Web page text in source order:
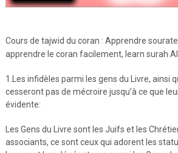
Cours de tajwid du coran : Apprendre
apprendre le coran facilement, learn surah Al
1.Les infidèles parmi les gens du Livre, ainsi
cesseront pas de mécroire jusqu’à ce que
évidente:
Les Gens du Livre sont les Juifs et les
associants, ce sont ceux qui adorent les